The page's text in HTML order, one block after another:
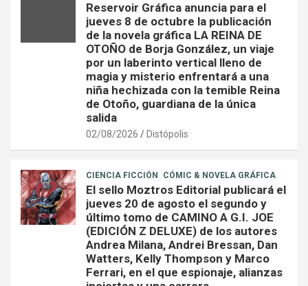
Reservoir Gráfica anuncia para el
jueves 8 de octubre la publicación
de la novela gráfica LA REINA DE
OTOÑO de Borja González, un viaje
por un laberinto vertical lleno de
magia y misterio enfrentará a una
niña hechizada con la temible Reina
de Otoño, guardiana de la única
salida
02/08/2026 Distópolis
CIENCIA FICCIÓN CÓMIC & NOVELA GRÁFICA
El sello Moztros Editorial publicará el
jueves 20 de agosto el segundo y
último tomo de CAMINO A G.I. JOE
(EDICIÓN Z DELUXE) de los autores
Andrea Milana, Andrei Bressan, Dan
Watters, Kelly Thompson y Marco
Ferrari, en el que espionaje, alianzas